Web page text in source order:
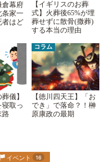
倉幕府
条家一
者はど
【イギリスのお葬
式】火葬後65%が埋
葬せずに散骨(撒葬)
する本当の理由
儀】
取っ
路
コラム
【徳川四天王】「お
でき」で落命？！榊
原康政の最期
イベント 16